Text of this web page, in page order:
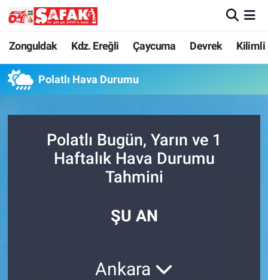
Zonguldak Kdz. Ereğli Çaycuma Devrek Kilimli
Polatlı Hava Durumu
Polatlı Bugün, Yarın ve 1
Haftalık Hava Durumu
Tahmini
ŞU AN
Ankara
Zonguldak
Kdz. Ereğli
Devrek
Kilimli
Zonguldak Nöbetçi Eczaneler
Zonguldak Hava Durumu
Zonguldak Trafik Yoğunluk Haritası
Süper Lig Puan Durumu ve Fikstür
Son Dakika Haberleri